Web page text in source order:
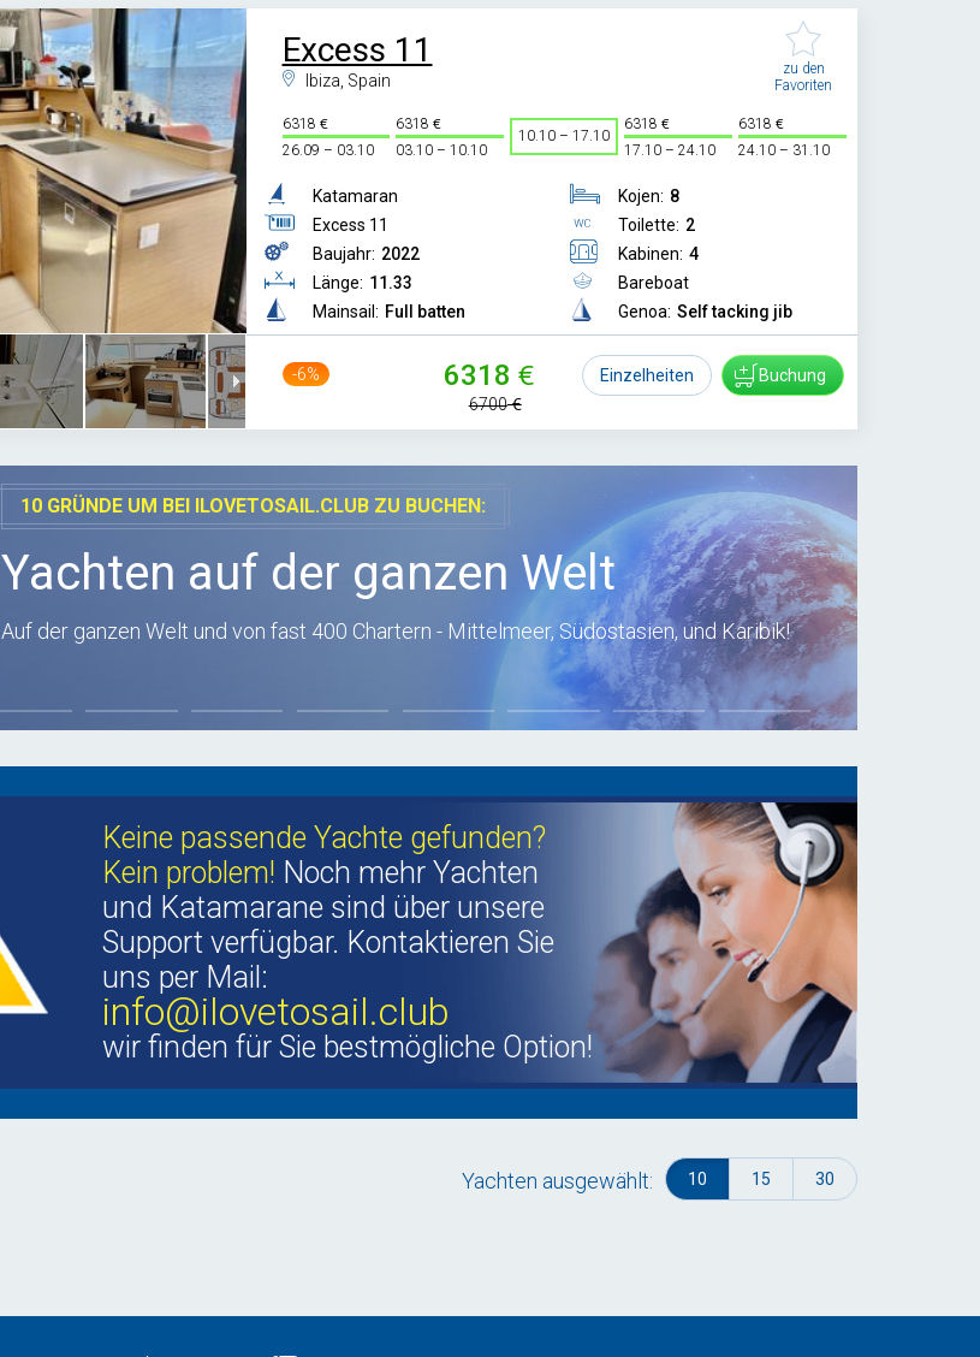
Excess 11
Ibiza, Spain
zu den
Favoriten
6318
26.09 – 03.10
6318
03.10 – 10.10
10.10 – 17.10
6318
17.10 – 24.10
6318
24.10 – 31.10
Katamaran
Excess 11
Baujahr: 2022
Länge: 11.33
Mainsail: Full batten
Kojen: 8
Toilette: 2
Kabinen: 4
Bareboat
Genoa: Self tacking jib
-6% 6318
6700
Einzelheiten Buchung
10 GRÜNDE UM BEI ILOVETOSAIL.CLUB ZU BUCHEN:
Yachten auf der ganzen Welt
Auf der ganzen Welt und von fast 400 Chartern - Mittelmeer, Südostasien, und Karibik!
Keine passende Yachte gefunden?
Kein problem! Noch mehr Yachten
und Katamarane sind über unsere
Support verfügbar. Kontaktieren Sie
uns per Mail:
info@ilovetosail.club
wir finden für Sie bestmögliche Option!
Yachten ausgewählt: 10 15 30